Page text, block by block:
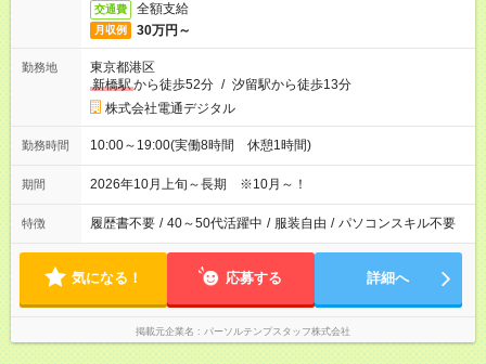
交通費 全額支給
月収例 30万円～
勤務地
東京都港区
新橋駅から徒歩52分 / 汐留駅から徒歩13分
株式会社電通デジタル
勤務時間 10:00～19:00(実働8時間 休憩1時間)
期間 2026年10月上旬～長期 ※10月～！
特徴 履歴書不要 / 40～50代活躍中 / 服装自由 / パソコンスキル不要
気になる！ 応募する 詳細へ
掲載元企業名 パーソルテンプスタッフ株式会社